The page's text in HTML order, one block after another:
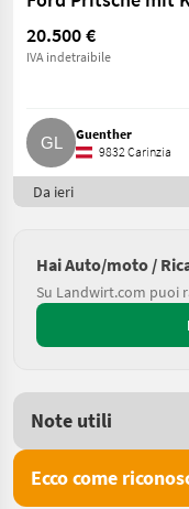
20.500 €
IVA indetraibile
Guenther
9832 Carinzia
Da ieri
Hai Auto/moto /
Su Landwirt.com puoi
Note utili
Ecco come